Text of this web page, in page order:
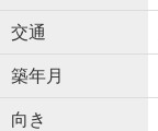
交通
築年月
向き